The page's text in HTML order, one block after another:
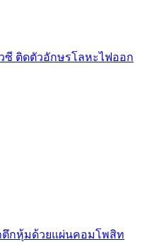
ซี ติดตัวอักษรโลหะไฟออก
ตึกหุ้มด้วยแผ่นคอมโพสิท